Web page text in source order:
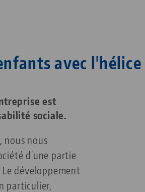
avec l'hélice
est
sociale.
nous nous
d'une partie
développement
particulier,